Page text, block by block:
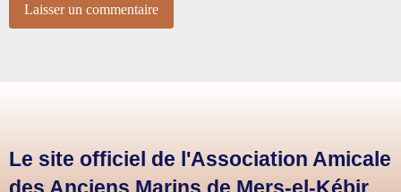
Le site officiel de l'Association Amicale